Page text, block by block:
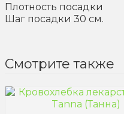
Плотность посадки
Шаг посадки 30 см.
Смотрите также